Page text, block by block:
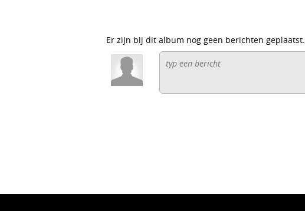
Er zijn bij dit album nog geen berichten geplaatst.